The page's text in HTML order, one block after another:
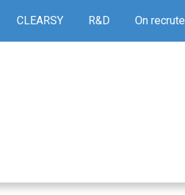
CLEARSY R&D On recrute